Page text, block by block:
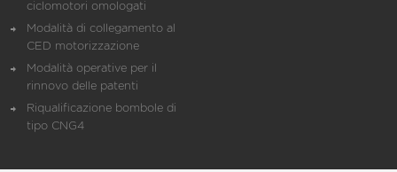
ciclomotori omologati
Modalità di collegamento al
CED motorizzazione
Modalità operative per il
rinnovo delle patenti
Riqualificazione bombole di
tipo CNG4